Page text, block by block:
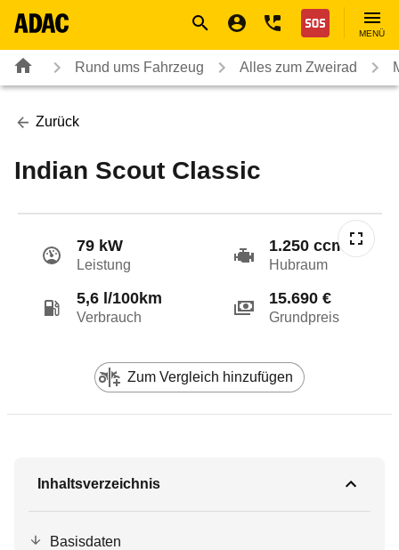
Nothilfe
MENÜ
Rund ums Fahrzeug Alles zum Zweirad
Zurück
Indian Scout Classic
79 kW
Leistung
1.250 ccm
Hubraum
5,6 l/100km
Verbrauch
15.690 €
Grundpreis
Zum Vergleich hinzufügen
Inhaltsverzeichnis
Basisdaten